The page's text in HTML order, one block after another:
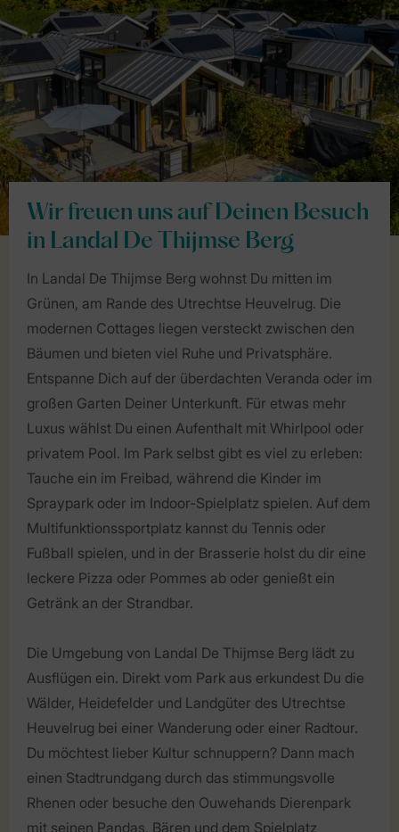
Wir freuen uns auf Deinen Besuch
in Landal De Thijmse Berg
In Landal De Thijmse Berg wohnst Du mitten im
Grünen, am Rande des Utrechtse Heuvelrug. Die
modernen Cottages liegen versteckt zwischen den
Bäumen und bieten viel Ruhe und Privatsphäre.
Entspanne Dich auf der überdachten Veranda oder im
großen Garten Deiner Unterkunft. Für etwas mehr
Luxus wählst Du einen Aufenthalt mit Whirlpool oder
privatem Pool. Im Park selbst gibt es viel zu erleben:
Tauche ein im Freibad, während die Kinder im
Spraypark oder im Indoor-Spielplatz spielen. Auf dem
Multifunktionssportplatz kannst du Tennis oder
Fußball spielen, und in der Brasserie holst du dir eine
leckere Pizza oder Pommes ab oder genießt ein
Getränk an der Strandbar.
Die Umgebung von Landal De Thijmse Berg lädt zu
Ausflügen ein. Direkt vom Park aus erkundest Du die
Wälder, Heidefelder und Landgüter des Utrechtse
Heuvelrug bei einer Wanderung oder einer Radtour.
Du möchtest lieber Kultur schnuppern? Dann mach
einen Stadtrundgang durch das stimmungsvolle
Rhenen oder besuche den Ouwehands Dierenpark
mit seinen Pandas, Bären und dem Spielplatz